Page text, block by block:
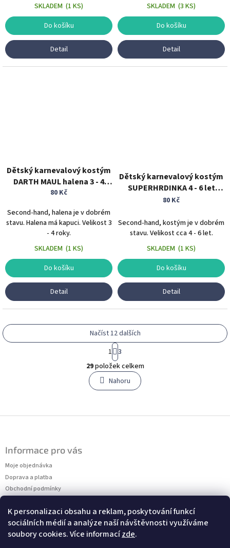
K personalizaci obsahu a reklam, poskytování funkcí
sociálních médií a analýze naší návštěvnosti využíváme
soubory cookies. Více informacízde.
SKLADEM (1 KS)
Do košíku
Detail
SKLADEM (3 KS)
Do košíku
Detail
Dětský karnevalový kostým
DARTH MAUL halena 3 - 4
roky Star Wars Hvězdné
80 Kč
Second-hand, halena je v dobrém
stavu. Halena má kapuci. Velikost 3
- 4 roky.
SKLADEM (1 KS)
Do košíku
Detail
Dětský karnevalový kostým
SUPERHRDINKA 4 - 6 let
supehrdina film
80 Kč
Second-hand, kostým je v dobrém
stavu. Velikost cca 4 - 6 let.
SKLADEM (1 KS)
Do košíku
Detail
O
v
l
á
c
v
ý
p
i
s
u
Načíst 12 dalších
S
t
r
á
n
k
á
1
3
29položek celkem
Nahoru
Informace pro vás
Moje objednávka
Doprava a platba
Obchodní podmínky
Kontakty
Měření velikostí